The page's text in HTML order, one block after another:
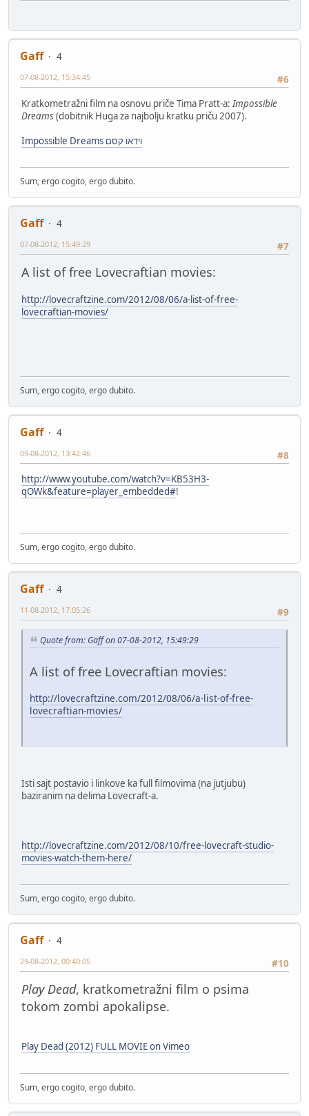
Gaff
4
#6
07-08-2012, 15:34:45
Kratkometražni film na osnovu priče Tima Pratt-a:Impossible
Dreams(dobitnik Huga za najbolju kratku priču 2007).
Impossible Dreams וידאו קסם
Sum, ergo cogito, ergo dubito.
Gaff
4
#7
07-08-2012, 15:49:29
A list of free Lovecraftian movies:
http://lovecraftzine.com/2012/08/06/a-list-of-free-
lovecraftian-movies/
Sum, ergo cogito, ergo dubito.
Gaff
4
#8
09-08-2012, 13:42:46
http://www.youtube.com/watch?v=KB53H3-
qOWk&feature=player_embedded#!
Sum, ergo cogito, ergo dubito.
Gaff
4
#9
11-08-2012, 17:05:26
Quote from: Gaff on 07-08-2012, 15:49:29
A list of free Lovecraftian movies:
http://lovecraftzine.com/2012/08/06/a-list-of-free-
lovecraftian-movies/
Isti sajt postavio i linkove ka full filmovima (na jutjubu)
baziranim na delima Lovecraft-a.
http://lovecraftzine.com/2012/08/10/free-lovecraft-studio-
movies-watch-them-here/
Sum, ergo cogito, ergo dubito.
Gaff
4
#10
29-08-2012, 00:40:05
Play Dead, kratkometražni film o psima
tokom zombi apokalipse.
Play Dead (2012) FULL MOVIE on Vimeo
Sum, ergo cogito, ergo dubito.